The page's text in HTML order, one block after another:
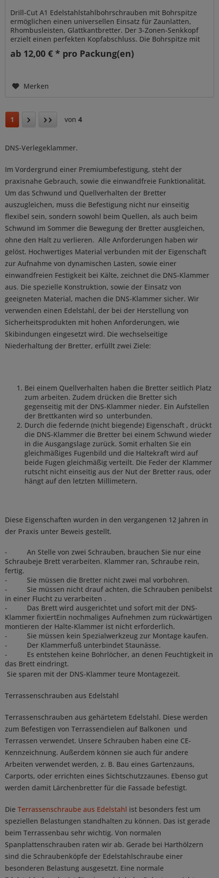
Drill-Cut A1 Edelstahlstahlbohrschrauben mit Bohrspitze
ermöglichen einen universellen Einsatz für Zaunlatten,
Rhombusleisten, Glattkantbretter. Der 3-Zonen-Senkkopf
erzielt einen perfekten Kopfabschluss. Die Bohrspitze mit
integrierter...
ab 12,00 € * pro Packung(en)
Merken
1 von 4
DNS-Verlegeklammer.
Im Vordergrund einer Premiumbefestigung, steht der
praxisnahe Gebrauch, sowie die einwandfreie Funktionalität.
Um das Schwund und Quellverhalten der Bretter
auszugleichen, muss die Befestigung nicht nur einseitig
flexibel sein, sondern sowohl beim Quellen, als auch beim
Schwund im Sommer die Bewegung der Bretter ausgleichen,
ohne den Halt zu verlieren. Alle Anforderungen haben wir
gelöst. Hochwertiges Material verbunden mit der Eigenschaft
zur Aufnahme von dynamischen Lasten, sowie einer
einwandfreien Festigkeit bei Kälte, zeichnet die DNS-Klammer
aus. Die spezielle Konstruktion, sowie der Einsatz von
geeigneten Material, machen die DNS-Klammer sicher. Wir
verwenden einen Edelstahl, der bei der Herstellung von
Sicherheitsprodukten mit hohen Anforderungen, wie
Skibindungen eingesetzt wird. Die wechselseitige
Niederhaltung der Bretter, erfüllt zwei Ziele:
Bei einem Quellverhalten haben die Bretter seitlich Platz
zum arbeiten. Zudem drücken die Bretter sich
gegenseitig mit der DNS-Klammer nieder. Ein Aufstellen
der Brettkanten wird so unterbunden.
Durch die federnde (nicht biegende) Eigenschaft , drückt
die DNS-Klammer die Bretter bei einem Schwund wieder
in die Ausgangslage zurück. Somit erhalten Sie ein
gleichmäßiges Fugenbild und die Haltekraft wird auf
beide Fugen gleichmäßig verteilt. Die Feder der Klammer
rutscht nicht einseitig aus der Nut der Bretter raus, oder
hängt auf den letzten Millimetern.
Diese Eigenschaften wurden in den vergangenen 12 Jahren in
der Praxis unter Beweis gestellt.
- An Stelle von zwei Schrauben, brauchen Sie nur eine
Schraubeje Brett verarbeiten. Klammer ran, Schraube rein,
fertig.
- Sie müssen die Bretter nicht zwei mal vorbohren.
- Sie müssen nicht drauf achten, die Schrauben penibelst
in einer Flucht zu verarbeiten .
- Das Brett wird ausgerichtet und sofort mit der DNS-
Klammer fixiertEin nochmaliges Aufnehmen zum rückwärtigen
montieren der Halte-Klammer ist nicht erforderlich.
- Sie müssen kein Spezialwerkzeug zur Montage kaufen.
- Der Klammerfuß unterbindet Staunässe.
- Es entstehen keine Bohrlöcher, an denen Feuchtigkeit in
das Brett eindringt.
Sie sparen mit der DNS-Klammer teure Montagezeit.
Terrassenschrauben aus Edelstahl
Terrassenschrauben aus gehärtetem Edelstahl. Diese werden
zum Befestigen von Terrassendielen auf Balkonen und
Terrassen verwendet. Unsere Schrauben haben eine CE-
Kennzeichnung. Außerdem können sie auch für andere
Arbeiten verwendet werden, z. B. Bau eines Gartenzauns,
Carports, oder errichten eines Sichtschutzzaunes. Ebenso gut
werden damit Lärchenbretter für die Fassade befestigt.
Die Terrassenschraube aus Edelstahl ist besonders fest um
speziellen Belastungen standhalten zu können. Das ist gerade
beim Terrassenbau sehr wichtig. Von normalen
Spanplattenschrauben raten wir ab. Gerade bei Harthölzern
sind die Schraubenköpfe der Edelstahlschraube einer
besonderen Belastung ausgesetzt. Eine normale